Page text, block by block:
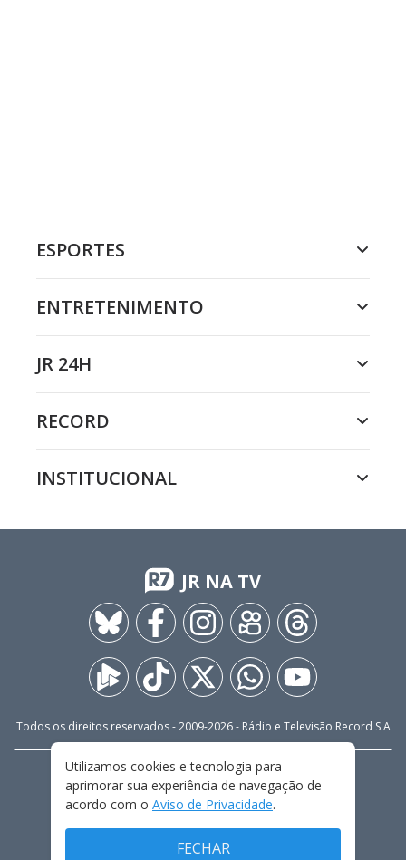
ESPORTES
ENTRETENIMENTO
JR 24H
RECORD
INSTITUCIONAL
JR NA TV
Todos os direitos reservados - 2009-2026- Rádio e Televisão Record S.A
FALE CONOSCO
PRIVACIDADE
TERMOS E CONDIÇÕES DE USO
Utilizamos cookies e tecnologia para
aprimorar sua experiência de navegação de
acordo com o Aviso de Privacidade.
FECHAR